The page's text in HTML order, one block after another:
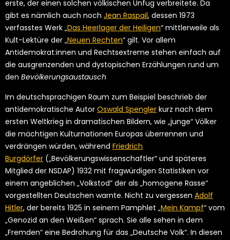
erste, der einen solchen völkischen Unfug verbreitete. Da
gibt es nämlich auch noch Jean Raspail, dessen 1973
verfasstes Werk „Das Heerlager der Heiligen“ mittlerweile als
Kult-Lektüre der „Neuen Rechten“ gilt. Vor allem
Antidemokrat:innen und Rechtsextreme stehen einfach auf
die ausgrenzenden und dystopischen Erzählungen rund um
den Bevölkerungsaustausch
Im deutschsprachigen Raum zum Beispiel beschrieb der
antidemokratische Autor Oswald Spengler kurz nach dem
ersten Weltkrieg in dramatischen Bildern, wie „junge“ Völker
die mächtigen Kulturnationen Europas überrennen und
verdrängen würden, während Friedrich
Burgdörfer („Bevölkerungswissenschaftler“ und späteres
Mitglied der NSDAP) 1932 mit fragwürdigen Statistiken vor
einem angeblichen „Volkstod“ der als „homogene Rasse“
vorgestellten Deutschen warnte. Nicht zu vergessen Adolf
Hitler, der bereits 1925 in seinem Pamphlet „Mein Kampf“ vom
„Genozid an den Weißen“ sprach. Sie alle sehen in dem
„Fremden“ eine Bedrohung für das „Deutsche Volk“. In diesen